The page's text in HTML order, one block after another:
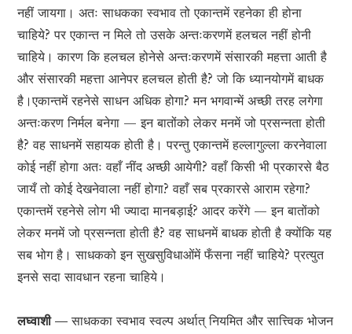
नहीं जायगा। अतः साधकका स्वभाव तो एकान्तमें रहनेका ही होना
चाहिये? पर एकान्त न मिले तो उसके अन्तःकरणमें हलचल नहीं होनी
चाहिये। कारण कि हलचल होनेसे अन्तःकरणमें संसारकी महत्ता आती है
और संसारकी महत्ता आनेपर हलचल होती है? जो कि ध्यानयोगमें बाधक
है।एकान्तमें रहनेसे साधन अधिक होगा? मन भगवान्में अच्छी तरह लगेगा
अन्तःकरण निर्मल बनेगा — इन बातोंको लेकर मनमें जो प्रसन्नता होती
है? वह साधनमें सहायक होती है। परन्तु एकान्तमें हल्लागुल्ला करनेवाला
कोई नहीं होगा अतः वहाँ नींद अच्छी आयेगी? वहाँ किसी भी प्रकारसे बैठ
जायँ तो कोई देखनेवाला नहीं होगा? वहाँ सब प्रकारसे आराम रहेगा?
एकान्तमें रहनेसे लोग भी ज्यादा मानबड़ाई? आदर करेंगे — इन बातोंको
लेकर मनमें जो प्रसन्नता होती है? वह साधनमें बाधक होती है क्योंकि यह
सब भोग है। साधकको इन सुखसुविधाओंमें फँसना नहीं चाहिये? प्रत्युत
इनसे सदा सावधान रहना चाहिये।
लघ्वाशी —साधकका स्वभाव स्वल्प अर्थात् नियमित और सात्त्विक भोजन